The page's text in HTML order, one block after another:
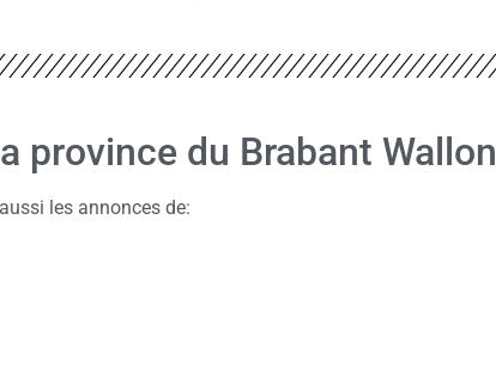
province du Brabant Wallon
les annonces de: